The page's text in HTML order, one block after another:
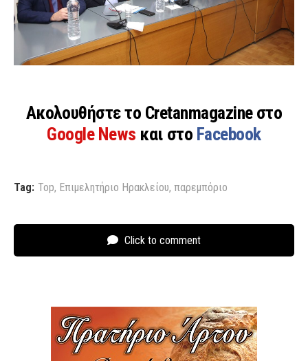
Ακολουθήστε το Cretanmagazine στο
Google News και στο Facebook
Tag: Top, Επιμελητήριο Ηρακλείου, παρεμπόριο
Click to comment